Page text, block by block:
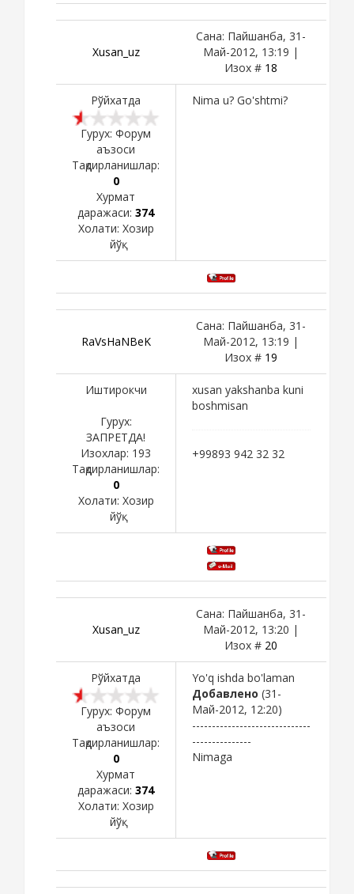
Xusan_uz
Сана: Пайшанба, 31-
Май-2012, 13:19 |
Изох # 18
Рўйхатда
Гурух: Форум
аъзоси
Тақдирланишлар:
0
Хурмат
даражаси: 374
Холати: Хозир
йўқ
Nima u? Go'shtmi?
RaVsHaNBeK
Сана: Пайшанба, 31-
Май-2012, 13:19 |
Изох # 19
Иштирокчи
Гурух:
ЗАПРЕТДА!
Изохлар: 193
Тақдирланишлар:
0
Холати: Хозир
йўқ
xusan yakshanba kuni
boshmisan
+99893 942 32 32
Xusan_uz
Сана: Пайшанба, 31-
Май-2012, 13:20 |
Изох # 20
Рўйхатда
Гурух: Форум
аъзоси
Тақдирланишлар:
0
Хурмат
даражаси: 374
Холати: Хозир
йўқ
Yo'q ishda bo'laman
Добавлено (31-
Май-2012, 12:20)
------------------------------
---------------
Nimaga